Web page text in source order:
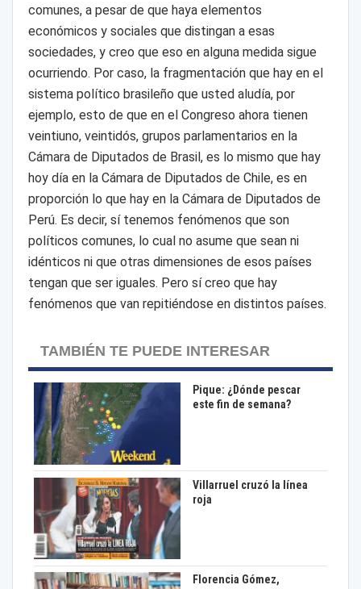
comunes, a pesar de que haya elementos
económicos y sociales que distingan a esas
sociedades, y creo que eso en alguna medida sigue
ocurriendo. Por caso, la fragmentación que hay en el
sistema político brasileño que usted aludía, por
ejemplo, esto de que en el Congreso ahora tienen
veintiuno, veintidós, grupos parlamentarios en la
Cámara de Diputados de Brasil, es lo mismo que hay
hoy día en la Cámara de Diputados de Chile, es en
proporción lo que hay en la Cámara de Diputados de
Perú. Es decir, sí tenemos fenómenos que son
políticos comunes, lo cual no asume que sean ni
idénticos ni que otras dimensiones de esos países
tengan que ser iguales. Pero sí creo que hay
fenómenos que van repitiéndose en distintos países.
TAMBIÉN TE PUEDE INTERESAR
Pique: ¿Dónde pescar
este fin de semana?
Villarruel cruzó la línea
roja
Florencia Gómez,